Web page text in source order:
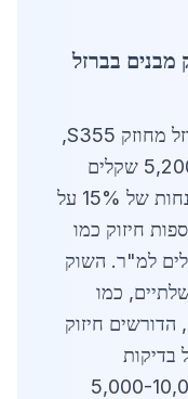
מבנים בברזל
מגמות 2026 כוללות שימוש בברזל מחוזק S355,
עמיד יותר בפני קורוזיה, במחיר 5,200 שקלים
לטון. פרויקטים גדולים מציעים הנחות של 15% על
לתוספות חיזוק כמו
עומד על 350 שקלים למ"ר. השוק
כמו
חיזוק
בדיקות
כל 5 שנים, בעלות 5,000-10,000